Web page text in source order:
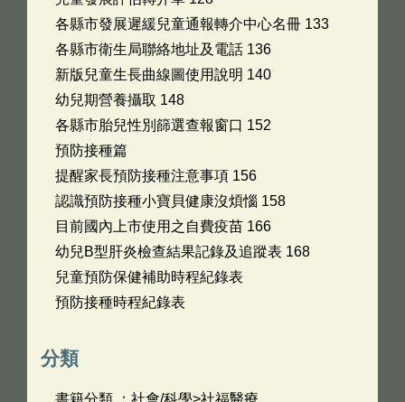
各縣市發展遲緩兒童通報轉介中心名冊 133
各縣市衛生局聯絡地址及電話 136
新版兒童生長曲線圖使用說明 140
幼兒期營養攝取 148
各縣市胎兒性別篩選查報窗口 152
預防接種篇
提醒家長預防接種注意事項 156
認識預防接種小寶貝健康沒煩惱 158
目前國內上市使用之自費疫苗 166
幼兒B型肝炎檢查結果記錄及追蹤表 168
兒童預防保健補助時程紀錄表
預防接種時程紀錄表
分類
書籍分類 ：社會/科學>社福醫療